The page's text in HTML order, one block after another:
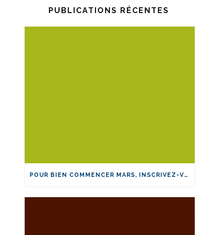
PUBLICATIONS RÉCENTES
POUR BIEN COMMENCER MARS, INSCRIVEZ-VOUS ET FORMEZ-VOUS EN LA-SANTÉ!